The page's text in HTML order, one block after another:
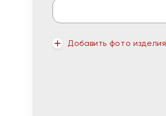
Добавить фото изделия